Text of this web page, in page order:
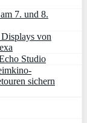
7. und 8.
von
Studio
sichern